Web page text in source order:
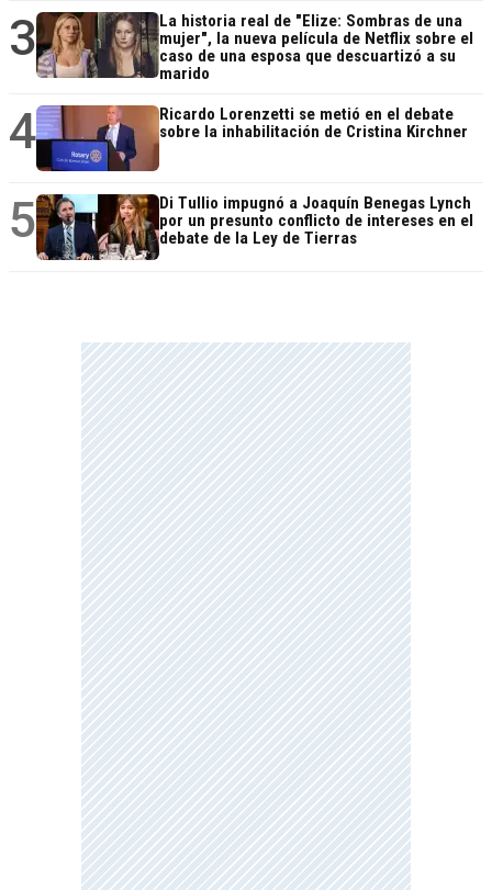
3
La historia real de "Elize: Sombras de una
mujer", la nueva película de Netflix sobre el
caso de una esposa que descuartizó a su
marido
4
Ricardo Lorenzetti se metió en el debate
sobre la inhabilitación de Cristina Kirchner
5
Di Tullio impugnó a Joaquín Benegas Lynch
por un presunto conflicto de intereses en el
debate de la Ley de Tierras